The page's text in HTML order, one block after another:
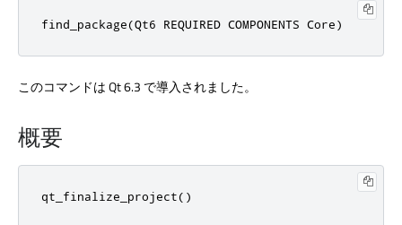
find_package(Qt6 REQUIRED COMPONENTS Core)
このコマンドは Qt 6.3 で導入されました。
概要
qt_finalize_project()